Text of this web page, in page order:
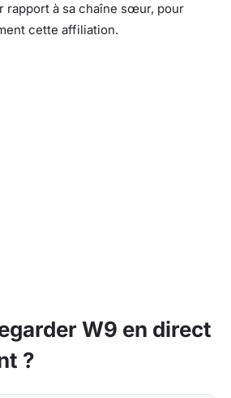
rapport à sa chaîne sœur, pour
cette affiliation.
W9 en direct
?